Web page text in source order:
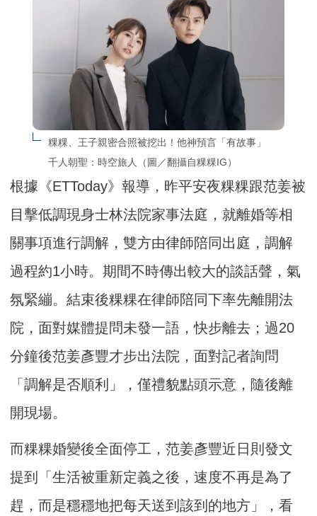
粿粿、王子親密合照被挖出！他神預言「有故事」
千人朝聖：時空旅人（圖／翻攝自粿粿IG）
根據《ETToday》報導，昨平安夜粿粿跟范姜被
目擊低調現身士林法院家事法庭，就離婚等相
關事項進行調解，雙方由律師陪同出庭，調解
過程約1小時。期間不時傳出較大的談話聲，氣
氛緊繃。結束後粿粿在律師陪同下率先離開法
院，面對媒體提問未發一語，快步離去；過20
分鐘後范姜彥豐才步出法院，面對記者詢問
「調解是否順利」，僅禮貌點頭示意，隨後離
開現場。
而粿粿婚變後全面停工，范姜彥豐近日則發文
提到「生活被重新定義之後，速度不再是為了
趕，而是穩穩地把每天送到該到的地方」，看